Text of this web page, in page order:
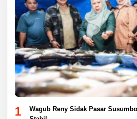
1
Wagub Reny Sidak Pasar